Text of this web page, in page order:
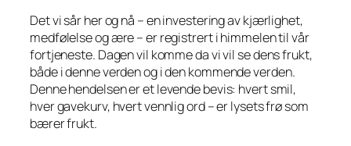
Det vi sår her og nå – en investering av kjærlighet,
medfølelse og ære – er registrert i himmelen til vår
fortjeneste. Dagen vil komme da vi vil se dens frukt,
både i denne verden og i den kommende verden.
Denne hendelsen er et levende bevis: hvert smil,
hver gavekurv, hvert vennlig ord – er lysets frø som
bærer frukt.